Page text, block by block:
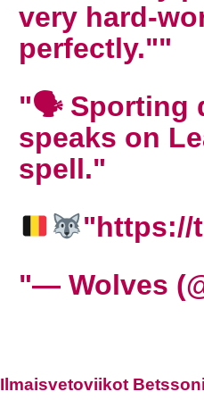
very hard-
perfectly."
🗣 Sporting
speaks on
spell.
https://
— Wolves
Ilmaisvetoviikot